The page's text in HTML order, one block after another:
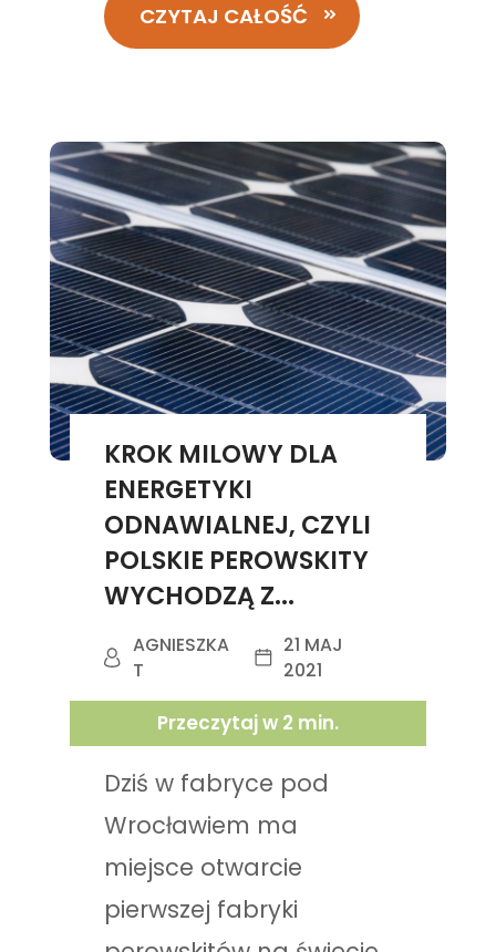
CZYTAJ CAŁOŚĆ
KROK MILOWY DLA
ENERGETYKI
ODNAWIALNEJ, CZYLI
POLSKIE PEROWSKITY
WYCHODZĄ Z...
AGNIESZKA
T
21 MAJ
2021
Przeczytaj w 2 min.
Dziś w fabryce pod
Wrocławiem ma
miejsce otwarcie
pierwszej fabryki